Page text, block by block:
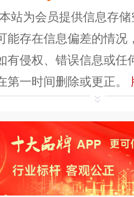
站为会员提供信息存
能存在信息偏差的情况
有侵权、错误信息或任
第一时间删除或更正。
平台自有内容（文字
）知识产权归本站所
商用。本站不生产产
商、不提供中介服务。
观点或意见，页面信息